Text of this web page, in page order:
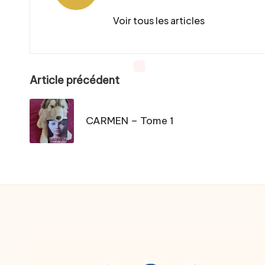
Voir tous les articles
Post
navigation
Article précédent
CARMEN – Tome 1